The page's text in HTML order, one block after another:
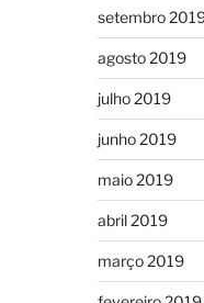
setembro
agosto 2019
julho 2019
junho 2019
maio 2019
abril 2019
março 2019